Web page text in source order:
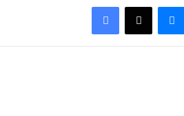
Facebook
X